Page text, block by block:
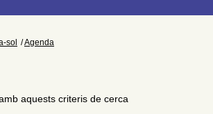
sol Agenda
aquests criteris de cerca